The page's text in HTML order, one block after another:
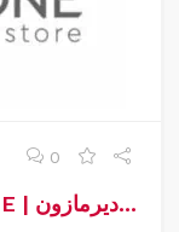
0
كود خصم ديرمازون | DERMAZONE | كوبون خصم ديرمازون